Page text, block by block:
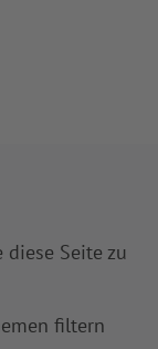
Seite zu
filtern